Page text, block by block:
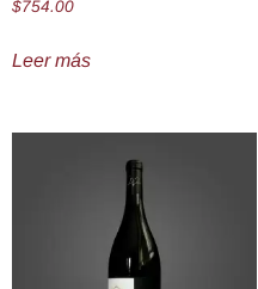
$754.00
Leer más